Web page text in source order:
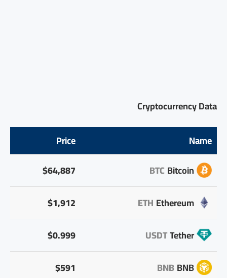
Cryptocurrency Data
Name
Price
Bitcoin
BTC
$64,887
Ethereum
ETH
$1,912
Tether
USDT
$0.999
BNB
BNB
$591